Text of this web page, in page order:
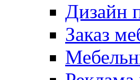
Дизайн
Заказ